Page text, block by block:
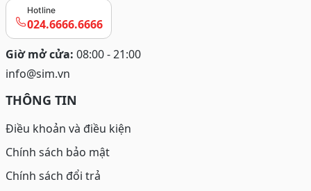
Hotline
024.6666.6666
Giờ mở cửa: 08:00 - 21:00
info@sim.vn
THÔNG TIN
Điều khoản và điều kiện
Chính sách bảo mật
Chính sách đổi trả